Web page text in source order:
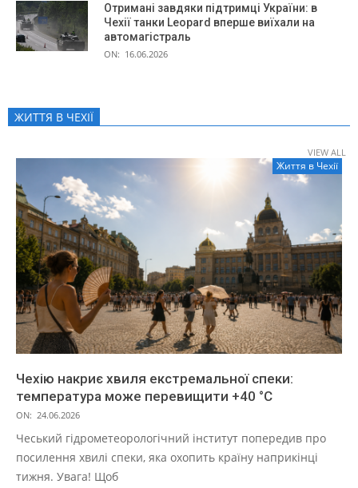
Отримані завдяки підтримці України: в
Чехії танки Leopard вперше виїхали на
автомагістраль
ON: 16.06.2026
ЖИТТЯ В ЧЕXІЇ
VIEW ALL
Життя в Чеxії
Чехію накриє хвиля екстремальної спеки:
температура може перевищити +40 °C
ON: 24.06.2026
Чеський гідрометеорологічний інститут попередив про
посилення хвилі спеки, яка охопить країну наприкінці
тижня. Увага! Щоб